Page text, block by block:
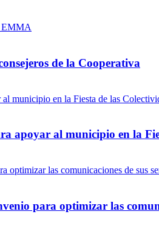
de la Cooperativa
apoyar al municipio en la
para optimizar las